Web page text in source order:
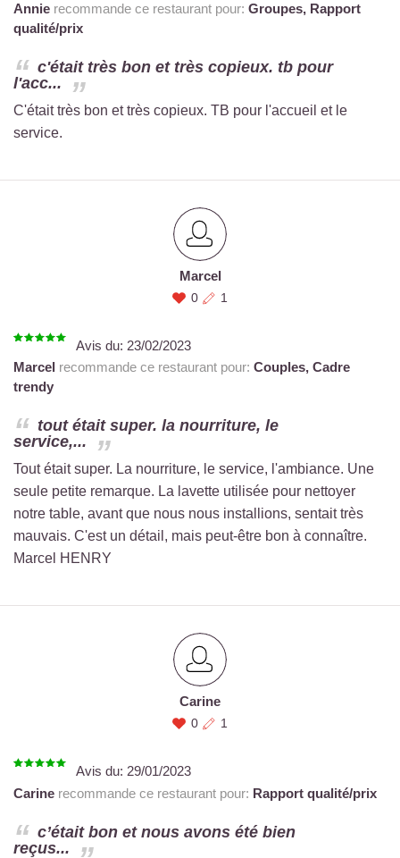
Annie recommande ce restaurant pour: Groupes, Rapport
qualité/prix
c'était très bon et très copieux. tb pour
l'acc...
C'était très bon et très copieux. TB pour l'accueil et le
service.
Marcel
0 1
Avis du: 23/02/2023
Marcel recommande ce restaurant pour: Couples, Cadre
trendy
tout était super. la nourriture, le
service,...
Tout était super. La nourriture, le service, l'ambiance. Une
seule petite remarque. La lavette utilisée pour nettoyer
notre table, avant que nous nous installions, sentait très
mauvais. C'est un détail, mais peut-être bon à connaître.
Marcel HENRY
Carine
0 1
Avis du: 29/01/2023
Carine recommande ce restaurant pour: Rapport qualité/prix
c’était bon et nous avons été bien
reçus...